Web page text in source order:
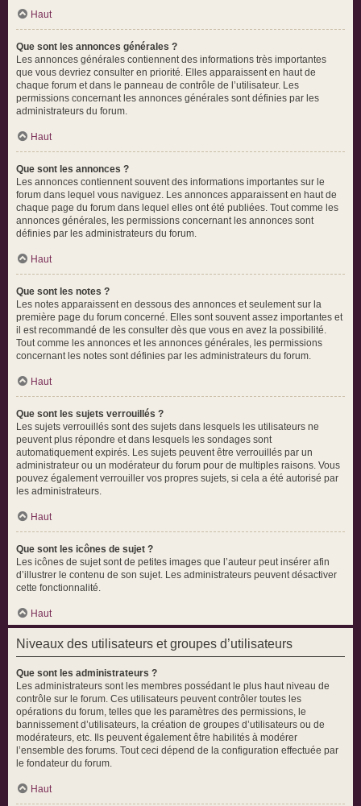
Haut
Que sont les annonces générales ?
Les annonces générales contiennent des informations très importantes
que vous devriez consulter en priorité. Elles apparaissent en haut de
chaque forum et dans le panneau de contrôle de l’utilisateur. Les
permissions concernant les annonces générales sont définies par les
administrateurs du forum.
Haut
Que sont les annonces ?
Les annonces contiennent souvent des informations importantes sur le
forum dans lequel vous naviguez. Les annonces apparaissent en haut de
chaque page du forum dans lequel elles ont été publiées. Tout comme les
annonces générales, les permissions concernant les annonces sont
définies par les administrateurs du forum.
Haut
Que sont les notes ?
Les notes apparaissent en dessous des annonces et seulement sur la
première page du forum concerné. Elles sont souvent assez importantes et
il est recommandé de les consulter dès que vous en avez la possibilité.
Tout comme les annonces et les annonces générales, les permissions
concernant les notes sont définies par les administrateurs du forum.
Haut
Que sont les sujets verrouillés ?
Les sujets verrouillés sont des sujets dans lesquels les utilisateurs ne
peuvent plus répondre et dans lesquels les sondages sont
automatiquement expirés. Les sujets peuvent être verrouillés par un
administrateur ou un modérateur du forum pour de multiples raisons. Vous
pouvez également verrouiller vos propres sujets, si cela a été autorisé par
les administrateurs.
Haut
Que sont les icônes de sujet ?
Les icônes de sujet sont de petites images que l’auteur peut insérer afin
d’illustrer le contenu de son sujet. Les administrateurs peuvent désactiver
cette fonctionnalité.
Haut
Niveaux des utilisateurs et groupes d’utilisateurs
Que sont les administrateurs ?
Les administrateurs sont les membres possédant le plus haut niveau de
contrôle sur le forum. Ces utilisateurs peuvent contrôler toutes les
opérations du forum, telles que les paramètres des permissions, le
bannissement d’utilisateurs, la création de groupes d’utilisateurs ou de
modérateurs, etc. Ils peuvent également être habilités à modérer
l’ensemble des forums. Tout ceci dépend de la configuration effectuée par
le fondateur du forum.
Haut